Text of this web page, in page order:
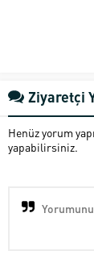
Ziyaretçi
Henüz yorum
yapabilirsiniz.